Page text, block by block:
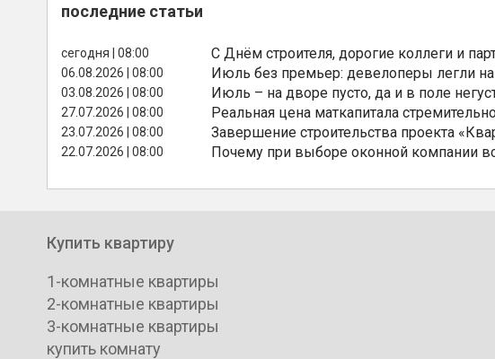
последние статьи
сегодня | 08:00 С Днём строителя, дорогие коллеги и
06.08.2026 | 08:00 Июль без премьер: девелоперы легли
03.08.2026 | 08:00 Июль – на дворе пусто, да и в поле
27.07.2026 | 08:00 Реальная цена маткапитала
23.07.2026 | 08:00 Завершение строительства проекта
22.07.2026 | 08:00 Почему при выборе оконной компании
Купить квартиру
1-комнатные квартиры
2-комнатные квартиры
3-комнатные квартиры
купить комнату